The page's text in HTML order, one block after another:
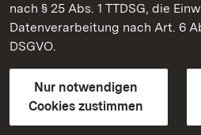
nach § 25 Abs. 1 TTDSG, die
Datenverarbeitung nach Art. 6
DSGVO.
Nur notwendigen
Cookies zustimmen
Staatliche Schlösser und
Kontakt
GebärdenspracheLeichte
Erklärung zur Barrierefreiheit
BITV-konform (geprüfte Seiten)